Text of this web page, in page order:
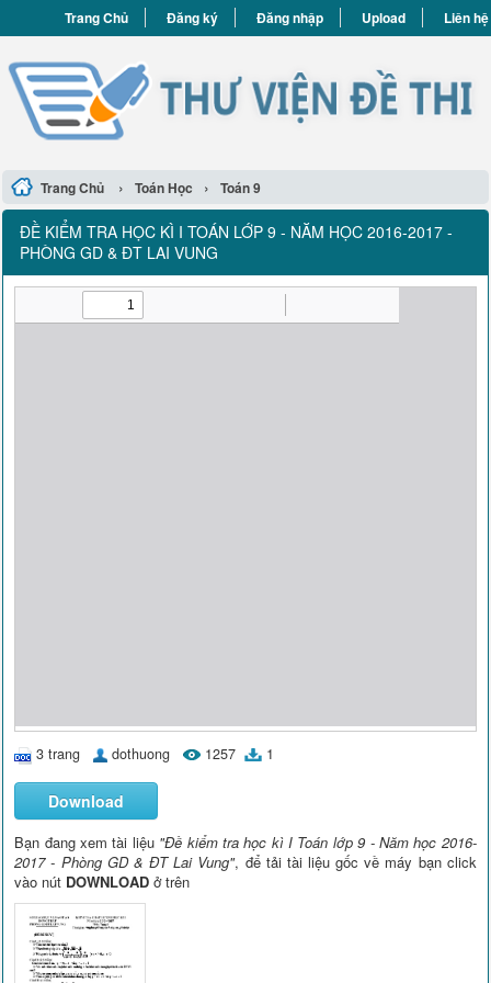
Trang Chủ Đăng ký Đăng nhập Upload Liên hệ
Trang Chủ › Toán Học › Toán 9
ĐỀ KIỂM TRA HỌC KÌ I TOÁN LỚP 9 - NĂM HỌC 2016-2017 -
PHÒNG GD & ĐT LAI VUNG
3 trang dothuong 1257 1
Download
Bạn đang xem tài liệu "Đề kiểm tra học kì I Toán lớp 9 - Năm học 2016-
2017 - Phòng GD & ĐT Lai Vung", để tải tài liệu gốc về máy bạn click
vào nút DOWNLOAD ở trên